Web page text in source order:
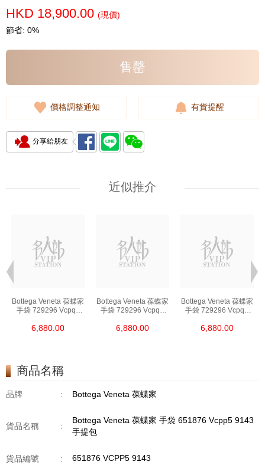
HKD 18,900.00 (現價)
節省: 0%
售罄
價格調整通知 有貨提醒
分享給朋友
近似推介
Bottega Veneta 葆蝶家
手袋 729296 Vcpq3
6,880.00
Bottega Veneta 葆蝶家
手袋 729296 Vcpq3
6,880.00
Bottega Veneta 葆蝶家
手袋 729296 Vcpq3
6,880.00
商品名稱
品牌 : Bottega Veneta 葆蝶家
貨品名稱 :
Bottega Veneta 葆蝶家 手袋 651876 Vcpp5 9143
手提包
貨品編號 : 651876 VCPP5 9143